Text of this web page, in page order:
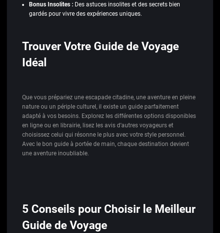
Bonus Insolites :Des astuces insolites et des secrets bien
gardés pour vivre des expériences uniques.
Trouver Votre Guide de Voyage
Idéal
Que vous prépariez une escapade citadine, une aventure en pleine
nature ou un périple culturel, il existe un guide parfaitement
adapté à vos besoins. Explorez les différentes options disponibles
en ligne ou en librairie, lisez les avis d’autres voyageurs et
choisissez celui qui résonne le plus avec votre style personnel.
Avec le bon guide à portée de main, chaque destination devient
une aventure inoubliable.
5 Conseils pour Choisir le Meilleur
Guide de Voyage